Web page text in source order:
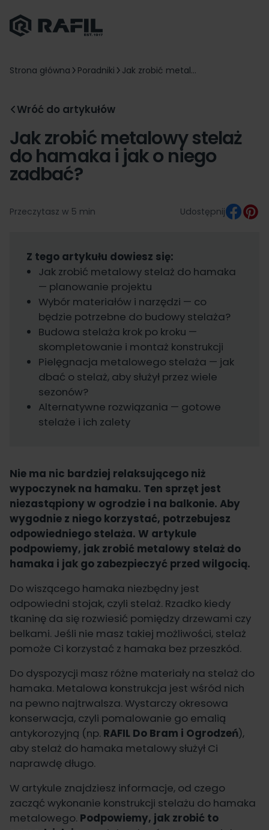
Strona główna Poradniki Jak zrobić metal...
Wróć do artykułów
Jak zrobić metalowy stelaż
do hamaka i jak o niego
zadbać?
Przeczytasz w 5 min Udostępnij
Z tego artykułu dowiesz się:
Jak zrobić metalowy stelaż do hamaka
— planowanie projektu
Wybór materiałów i narzędzi — co
będzie potrzebne do budowy stelaża?
Budowa stelaża krok po kroku —
skompletowanie i montaż konstrukcji
Pielęgnacja metalowego stelaża — jak
dbać o stelaż, aby służył przez wiele
sezonów?
Alternatywne rozwiązania — gotowe
stelaże i ich zalety
Nie ma nic bardziej relaksującego niż
wypoczynek na hamaku. Ten sprzęt jest
niezastąpiony w ogrodzie i na balkonie. Aby
wygodnie z niego korzystać, potrzebujesz
odpowiedniego stelaża. W artykule
podpowiemy, jak zrobić metalowy stelaż do
hamaka i jak go zabezpieczyć przed wilgocią.
Do wiszącego hamaka niezbędny jest
odpowiedni stojak, czyli stelaż. Rzadko kiedy
tkaninę da się rozwiesić pomiędzy drzewami czy
belkami. Jeśli nie masz takiej możliwości, stelaż
pomoże Ci korzystać z hamaka bez przeszkód.
Do dyspozycji masz różne materiały na stelaż do
hamaka. Metalowa konstrukcja jest wśród nich
na pewno najtrwalsza. Wystarczy okresowa
konserwacja, czyli pomalowanie go emalią
antykorozyjną (np. RAFIL Do Bram i Ogrodzeń),
aby stelaż do hamaka metalowy służył Ci
naprawdę długo.
W artykule znajdziesz informacje, od czego
zacząć wykonanie konstrukcji stelażu do hamaka
metalowego. Podpowiemy, jak zrobić to